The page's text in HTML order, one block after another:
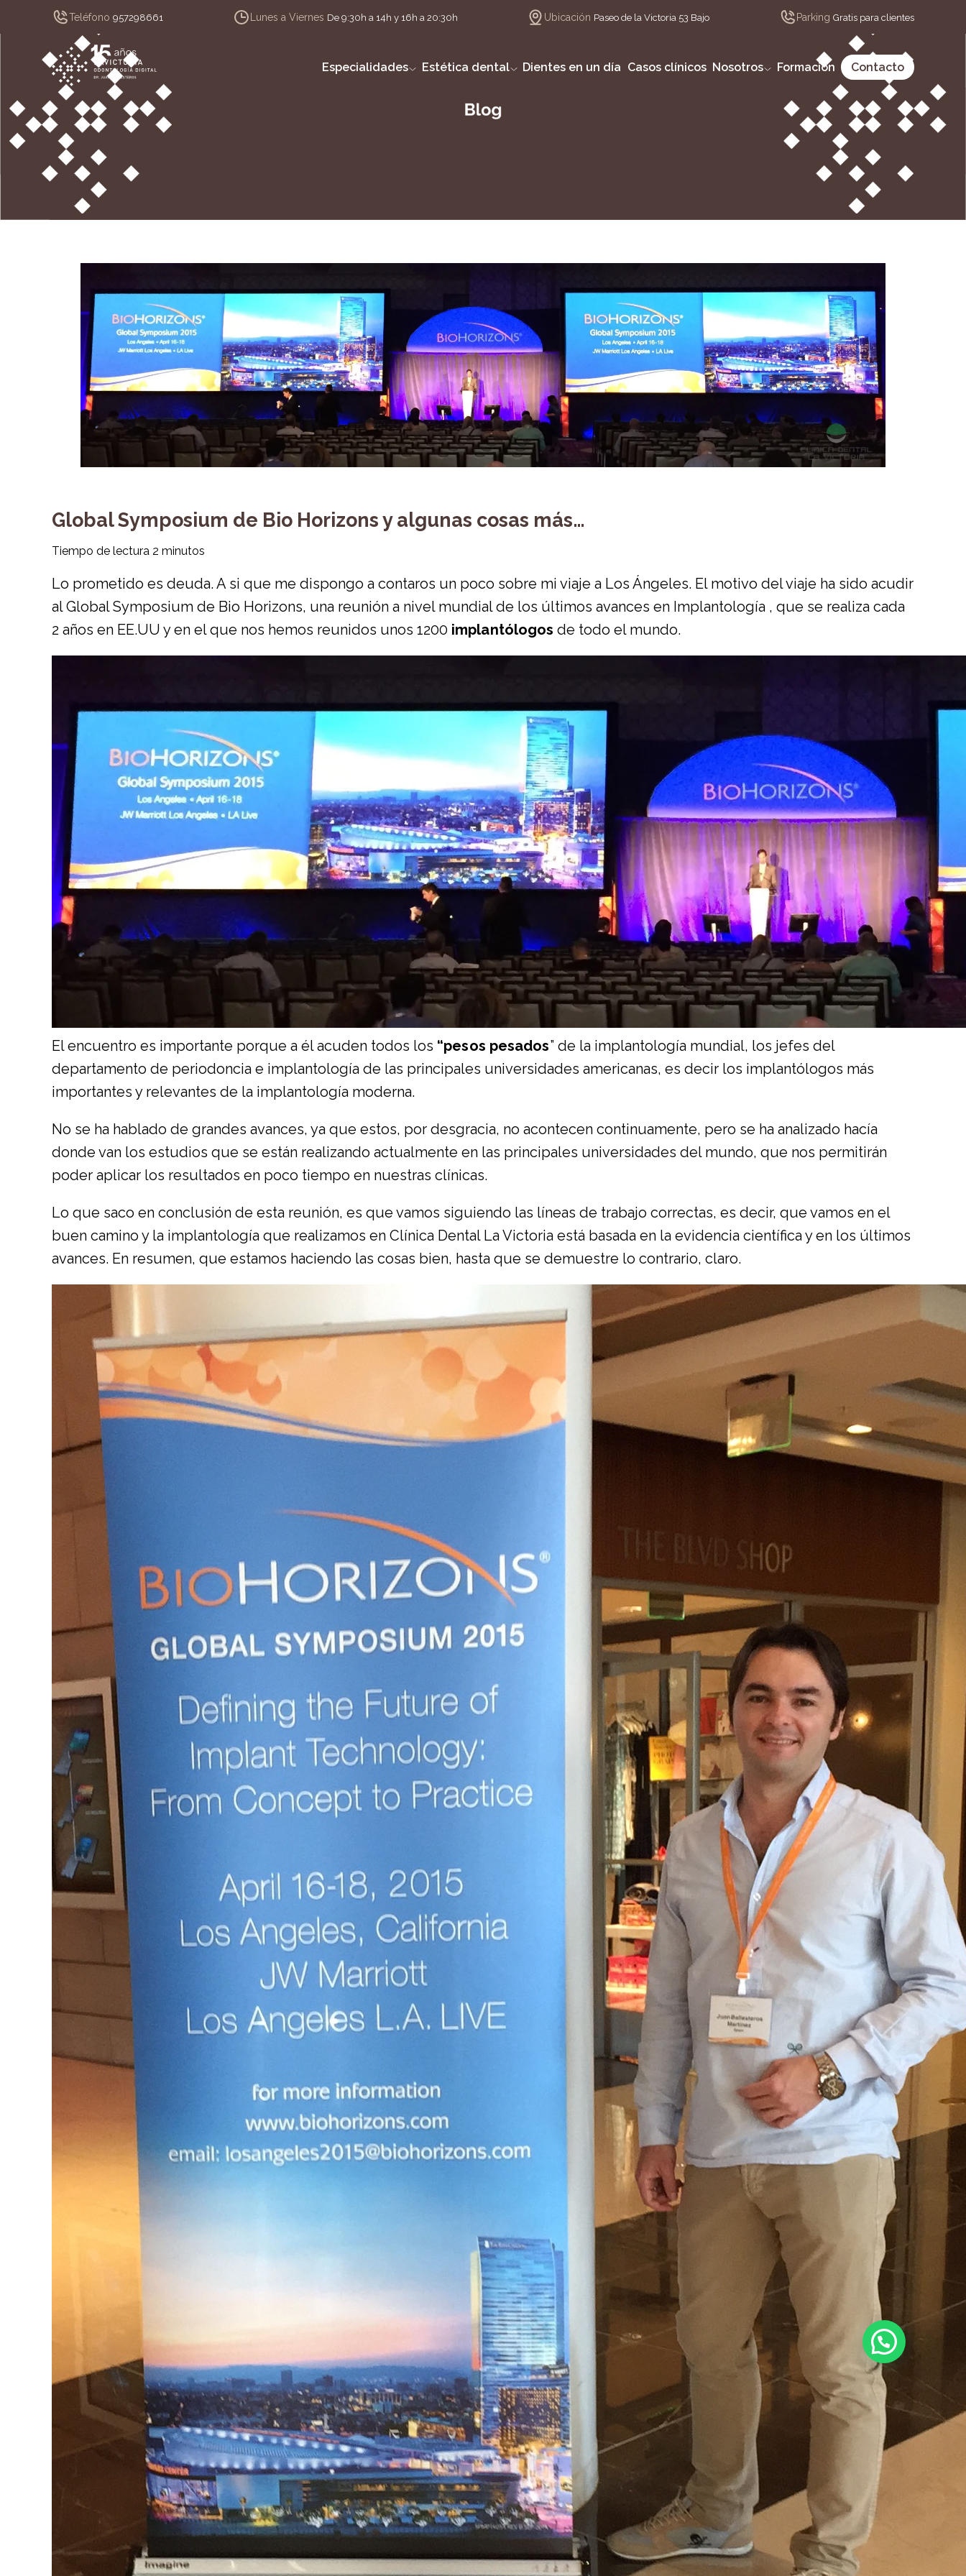
Teléfono 957298661 Lunes a Viernes De 9:30h a 14h y 16h a 20:30h Ubicación Paseo de la Victoria 53 Bajo Parking Gratis para clientes
Especialidades Estética dental Dientes en un día Casos clínicos Nosotros Formación Contacto
Global Symposium de Bio Horizons y algunas cosas más…
Tiempo de lectura 2 minutos
Lo prometido es deuda. A si que me dispongo a contaros un poco sobre mi viaje a Los Ángeles. El motivo del viaje ha sido acudir
alGlobal Symposium de Bio Horizons, una reunión a nivel mundial de los últimos avances en Implantología , que se realiza cada
2 años en EE.UU y en el que nos hemos reunidos unos 1200 implantólogos de todo el mundo.
El encuentro es importante porque a él acuden todos los “pesos pesados” de la implantología mundial, los jefes del
departamento de periodoncia e implantología de las principales universidades americanas, es decir los implantólogos más
importantes y relevantes de la implantología moderna.
No se ha hablado de grandes avances, ya que estos, por desgracia, no acontecen continuamente, pero se ha analizado hacía
donde van los estudios que se están realizando actualmente en las principales universidades del mundo, que nos permitirán
poder aplicar los resultados en poco tiempo en nuestras clínicas.
Lo que saco en conclusión de esta reunión, es que vamos siguiendo las líneas de trabajo correctas, es decir, que vamos en el
buen camino y la implantología que realizamos en Clínica Dental La Victoria está basada en la evidencia científica y en los últimos
avances. En resumen, que estamos haciendo las cosas bien, hasta que se demuestre lo contrario, claro.